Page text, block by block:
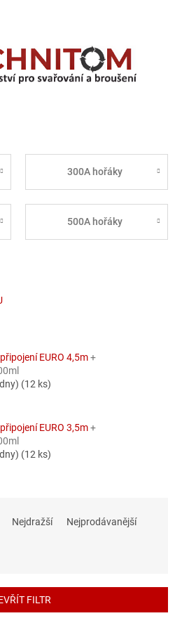
300A hořáky
500A hořáky
EURO 4,5m+
(12 ks)
EURO 3,5m+
(12 ks)
Nejdražší Nejprodávanější
FILTR